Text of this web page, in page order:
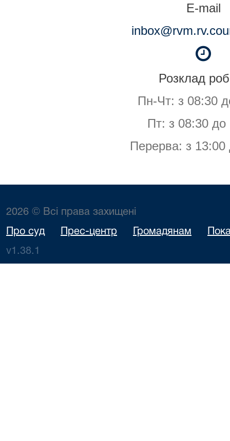
E-mail
Розклад
Пн-Чт: з 08:30
Пт: з 08:30 до
Перерва: з 13:00
2026 © Всі права захищені
Про суд Прес-центр Громадянам
v1.38.1